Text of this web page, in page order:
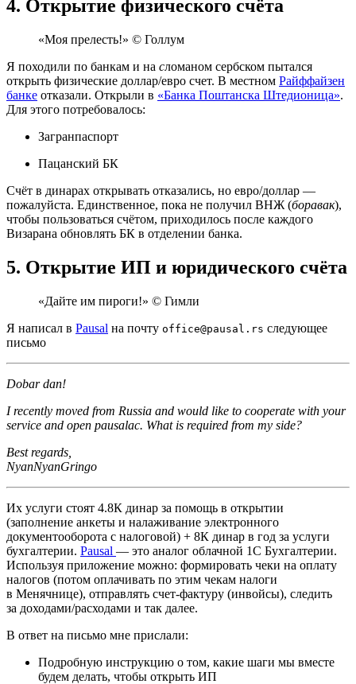
4. Открытие физического счёта
«Моя прелесть!» © Голлум
Я походили по банкам и на сломаном сербском пытался
открыть физические доллар/евро счет. В местном Райффайзен
банке отказали. Открыли в «Банка Поштанска Штедионица».
Для этого потребовалось:
Загранпаспорт
Пацанский БК
Счёт в динарах открывать отказались, но евро/доллар —
пожалуйста. Единственное, пока не получил ВНЖ (боравак),
чтобы пользоваться счётом, приходилось после каждого
Визарана обновлять БК в отделении банка.
5. Открытие ИП и юридического счёта
«Дайте им пироги!» © Гимли
Я написал в Pausal на почту office@pausal.rs следующее
письмо
Dobar dan!
I recently moved from Russia and would like to cooperate with your
service and open pausalac. What is required from my side?
Best regards,
NyanNyanGringo
Их услуги стоят 4.8К динар за помощь в открытии
(заполнение анкеты и налаживание электронного
документооборота с налоговой) + 8К динар в год за услуги
бухгалтерии. Pausal — это аналог облачной 1С Бухгалтерии.
Используя приложение можно: формировать чеки на оплату
налогов (потом оплачивать по этим чекам налоги
в Менячнице), отправлять счет‑фактуру (инвойсы), следить
за доходами/расходами и так далее.
В ответ на письмо мне прислали:
Подробную инструкцию о том, какие шаги мы вместе
будем делать, чтобы открыть ИП